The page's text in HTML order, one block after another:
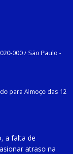
000/ São Paulo -
para Almoço das 12
a falta de
atraso na